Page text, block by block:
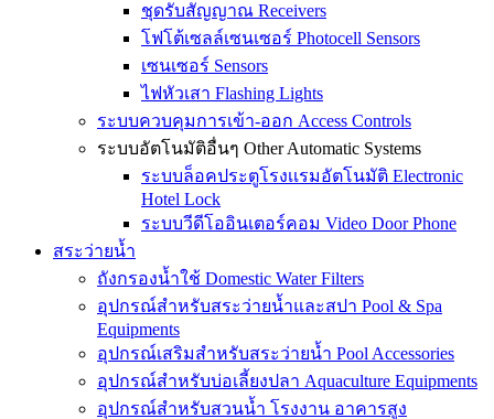
ชุดรับสัญญาณ Receivers
โฟโต้เซลล์เซนเซอร์ Photocell Sensors
เซนเซอร์ Sensors
ไฟหัวเสา Flashing Lights
ระบบควบคุมการเข้า-ออก Access Controls
ระบบอัตโนมัติอื่นๆ Other Automatic Systems
ระบบล็อคประตูโรงเเรมอัตโนมัติ Electronic
Hotel Lock
ระบบวีดีโออินเตอร์คอม Video Door Phone
สระว่ายน้ำ
ถังกรองน้ำใช้ Domestic Water Filters
อุปกรณ์สำหรับสระว่ายน้ำและสปา Pool & Spa
Equipments
อุปกรณ์เสริมสำหรับสระว่ายน้ำ Pool Accessories
อุปกรณ์สำหรับบ่อเลี้ยงปลา Aquaculture Equipments
อุปกรณ์สำหรับสวนน้ำ โรงงาน อาคารสูง